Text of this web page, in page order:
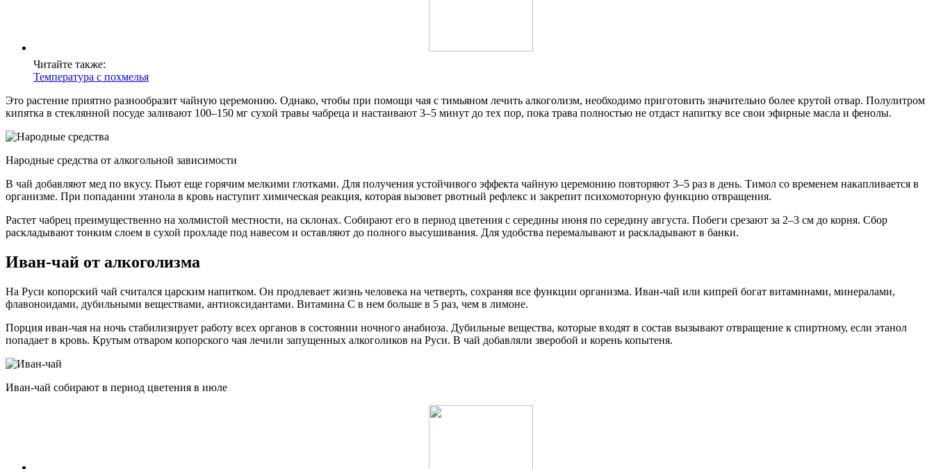
Читайте также:
Температура с похмелья
Это растение приятно разнообразит чайную церемонию. Однако, чтобы при помощи чая с тимьяном лечить алкоголизм, необходимо приготовить значительно более крутой отвар. Полулитром
кипятка в стеклянной посуде заливают 100–150 мг сухой травы чабреца и настаивают 3–5 минут до тех пор, пока трава полностью не отдаст напитку все свои эфирные масла и фенолы.
Народные средства от алкогольной зависимости
В чай добавляют мед по вкусу. Пьют еще горячим мелкими глотками. Для получения устойчивого эффекта чайную церемонию повторяют 3–5 раз в день. Тимол со временем накапливается в
организме. При попадании этанола в кровь наступит химическая реакция, которая вызовет рвотный рефлекс и закрепит психомоторную функцию отвращения.
Растет чабрец преимущественно на холмистой местности, на склонах. Собирают его в период цветения с середины июня по середину августа. Побеги срезают за 2–3 см до корня. Сбор
раскладывают тонким слоем в сухой прохладе под навесом и оставляют до полного высушивания. Для удобства перемалывают и раскладывают в банки.
Иван-чай от алкоголизма
На Руси копорский чай считался царским напитком. Он продлевает жизнь человека на четверть, сохраняя все функции организма. Иван-чай или кипрей богат витаминами, минералами,
флавоноидами, дубильными веществами, антиоксидантами. Витамина С в нем больше в 5 раз, чем в лимоне.
Порция иван-чая на ночь стабилизирует работу всех органов в состоянии ночного анабиоза. Дубильные вещества, которые входят в состав вызывают отвращение к спиртному, если этанол
попадает в кровь. Крутым отваром копорского чая лечили запущенных алкоголиков на Руси. В чай добавляли зверобой и корень копытеня.
Иван-чай собирают в период цветения в июле